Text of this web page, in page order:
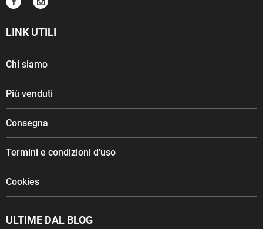
LINK UTILI
Chi siamo
Più venduti
Consegna
Termini e condizioni d'uso
Cookies
ULTIME DAL BLOG